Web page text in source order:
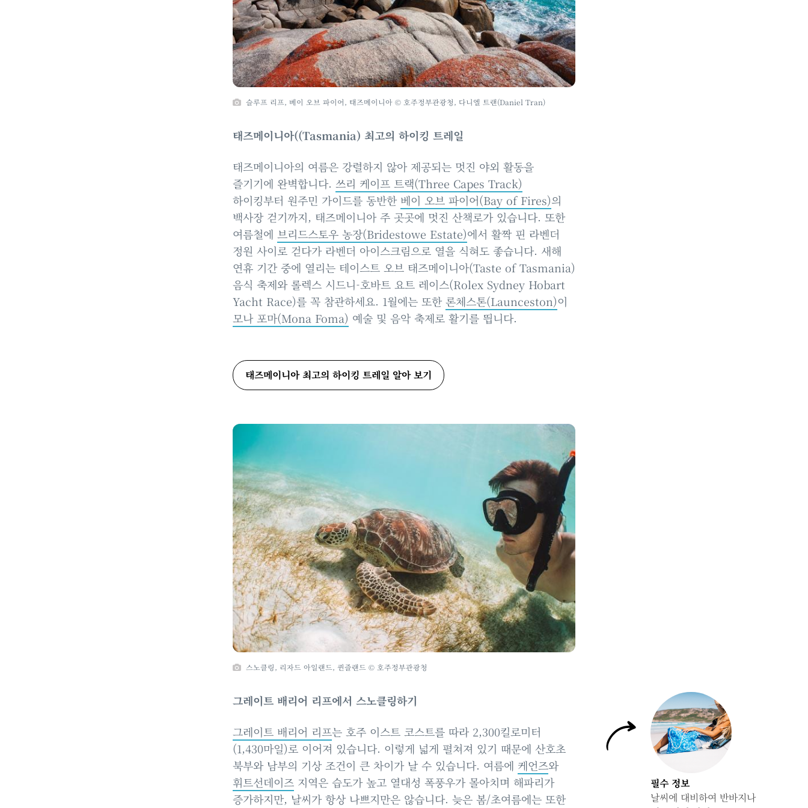
슬루프 리프, 베이 오브 파이어, 태즈메이니아 © 호주정부관광청, 다니엘 트랜(Daniel Tran)
태즈메이니아((Tasmania) 최고의 하이킹 트레일
태즈메이니아의 여름은 강렬하지 않아 제공되는 멋진 야외 활동을
즐기기에 완벽합니다. 쓰리 케이프 트랙(Three Capes Track)
하이킹부터 원주민 가이드를 동반한 베이 오브 파이어(Bay of Fires)의
백사장 걷기까지, 태즈메이니아 주 곳곳에 멋진 산책로가 있습니다. 또한
여름철에 브리드스토우 농장(Bridestowe Estate)에서 활짝 핀 라벤더
정원 사이로 걷다가 라벤더 아이스크림으로 열을 식혀도 좋습니다. 새해
연휴 기간 중에 열리는 테이스트 오브 태즈메이니아(Taste of Tasmania)
음식 축제와 롤렉스 시드니-호바트 요트 레이스(Rolex Sydney Hobart
Yacht Race)를 꼭 참관하세요. 1월에는 또한 론체스톤(Launceston)이
모나 포마(Mona Foma) 예술 및 음악 축제로 활기를 띕니다.
태즈메이니아 최고의 하이킹 트레일 알아 보기
스노클링, 리자드 아일랜드, 퀸즐랜드 © 호주정부관광청
필수 정보
날씨에 대비하여 반바지나
그레이트 배리어 리프에서 스노클링하기
그레이트 배리어 리프는 호주 이스트 코스트를 따라 2,300킬로미터
(1,430마일)로 이어져 있습니다. 이렇게 넓게 펼쳐져 있기 때문에 산호초
북부와 남부의 기상 조건이 큰 차이가 날 수 있습니다. 여름에 케언즈와
휘트선데이즈 지역은 습도가 높고 열대성 폭풍우가 몰아치며 해파리가
증가하지만, 날씨가 항상 나쁘지만은 않습니다. 늦은 봄/초여름에는 또한